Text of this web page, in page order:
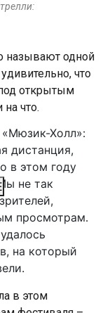
называют одной
что
открытым
что.
«Мюзик-Холл»:
дистанция,
в этом году
не так
просмотрам.
на который
в этом